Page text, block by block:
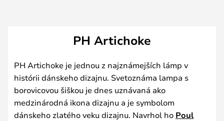
PH Artichoke
PH Artichoke je jednou z najznámejších lámp v
histórii dánskeho dizajnu. Svetoznáma lampa s
borovicovou šiškou je dnes uznávaná ako
medzinárodná ikona dizajnu a je symbolom
dánskeho zlatého veku dizajnu. Navrhol ho Poul